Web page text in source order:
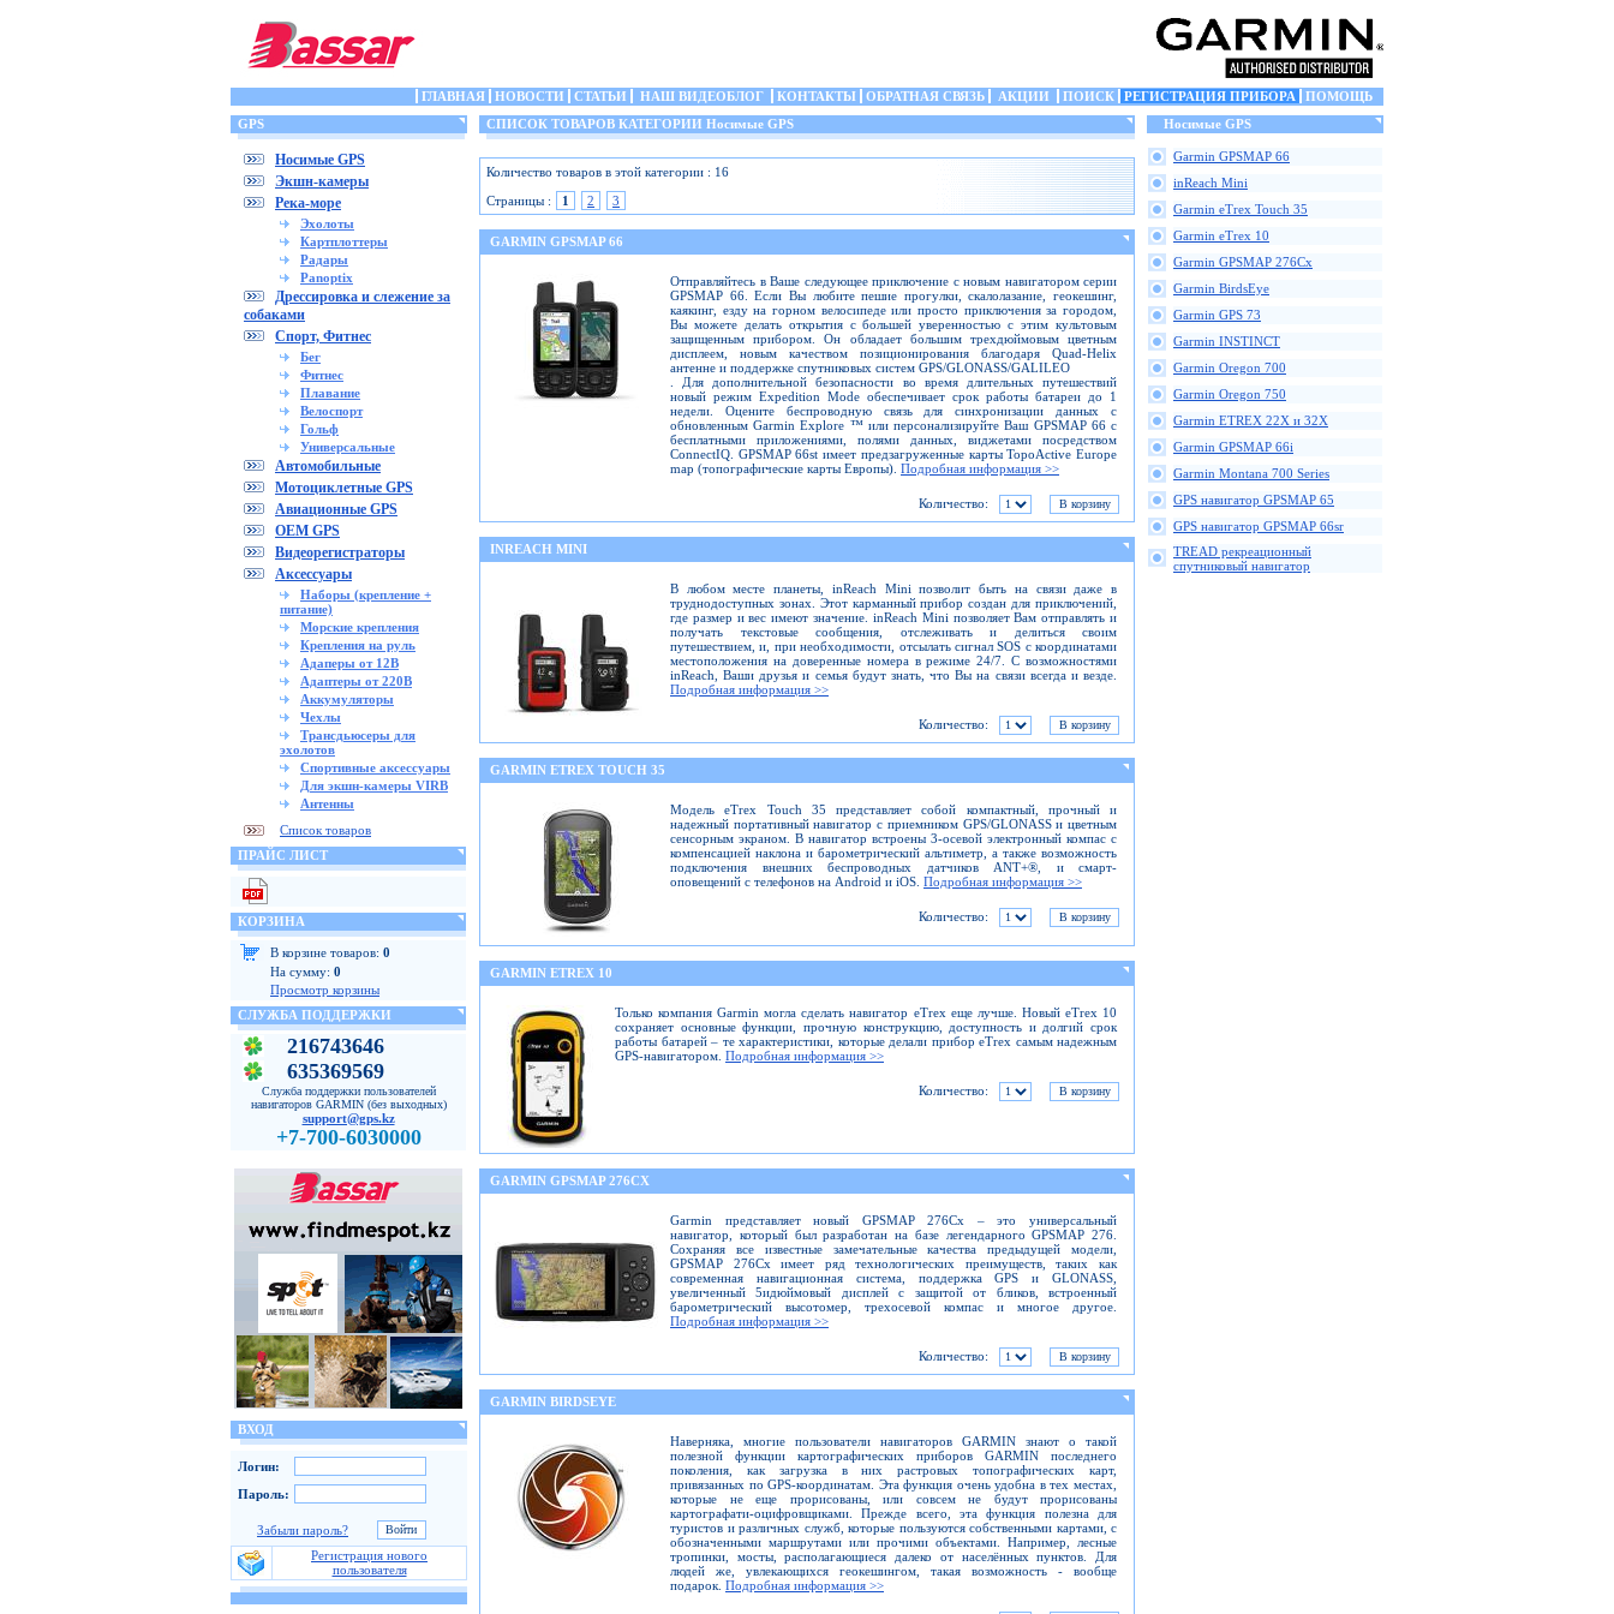
ГЛАВНАЯ НОВОСТИ СТАТЬИ НАШ ВИДЕОБЛОГ КОНТАКТЫ ОБРАТНАЯ СВЯЗЬ АКЦИИ ПОИСК РЕГИСТРАЦИЯ ПРИБОРА
ПОМОЩЬ
GPS
Носимые GPS
Экшн-камеры
Река-море
Эхолоты
Картплоттеры
Радары
Panoptix
Дрессировка и слежение за
собаками
Спорт, Фитнес
Бег
Фитнес
Плавание
Велоспорт
Гольф
Универсальные
Автомобильные
Мотоциклетные GPS
Авиационные GPS
OEM GPS
Видеорегистраторы
Аксессуары
Наборы (крепление +
питание)
Морские крепления
Крепления на руль
Адаперы от 12В
Адаптеры от 220В
Аккумуляторы
Чехлы
Трансдьюсеры для
эхолотов
Спортивные аксессуары
Для экшн-камеры VIRB
Антенны
Список товаров
ПРАЙС ЛИСТ
КОРЗИНА
В корзине товаров: 0
На сумму: 0
Просмотр корзины
СЛУЖБА ПОДДЕРЖКИ
216743646
635369569
Служба поддержки пользователей
навигаторов GARMIN (без выходных)
support@gps.kz
+7-700-6030000
ВХОД
Логин:
Пароль:
Забыли пароль?
Регистрация нового
пользователя
СПИСОК ТОВАРОВ КАТЕГОРИИ Носимые GPS
Количество товаров в этой категории : 16
Страницы :
1 2 3
GARMIN GPSMAP 66
Отправляйтесь в Ваше следующее приключение с новым навигатором серии
GPSMAP 66. Если Вы любите пешие прогулки, скалолазание, геокешинг,
каякинг, езду на горном велосипеде или просто приключения за городом,
Вы можете делать открытия с большей уверенностью с этим культовым
защищенным прибором. Он обладает большим трехдюймовым цветным
дисплеем, новым качеством позиционирования благодаря Quad-Helix
антенне и поддержке спутниковых систем GPS/GLONASS/GALILEO
. Для дополнительной безопасности во время длительных путешествий
новый режим Expedition Mode обеспечивает срок работы батареи до 1
недели. Оцените беспроводную связь для синхронизации данных с
обновленным Garmin Explore ™ или персонализируйте Ваш GPSMAP 66 с
бесплатными приложениями, полями данных, виджетами посредством
ConnectIQ. GPSMAP 66st имеет предзагруженные карты TopoActive Europe
map (топографические карты Европы). Подробная информация >>
Количество:
INREACH MINI
В любом месте планеты, inReach Mini позволит быть на связи даже в
труднодоступных зонах. Этот карманный прибор создан для приключений,
где размер и вес имеют значение. inReach Mini позволяет Вам отправлять и
получать текстовые сообщения, отслеживать и делиться своим
путешествием, и, при необходимости, отсылать сигнал SOS с координатами
местоположения на доверенные номера в режиме 24/7. С возможностями
inReach, Ваши друзья и семья будут знать, что Вы на связи всегда и везде.
Подробная информация >>
Количество:
GARMIN ETREX TOUCH 35
Модель eTrex Touch 35 представляет собой компактный, прочный и
надежный портативный навигатор с приемником GPS/GLONASS и цветным
сенсорным экраном. В навигатор встроены 3-осевой электронный компас с
компенсацией наклона и барометрический альтиметр, а также возможность
подключения внешних беспроводных датчиков ANT+®, и смарт-
оповещений с телефонов на Android и iOS. Подробная информация >>
Количество:
GARMIN ETREX 10
Только компания Garmin могла сделать навигатор eTrex еще лучше. Новый eTrex 10
сохраняет основные функции, прочную конструкцию, доступность и долгий срок
работы батарей – те характеристики, которые делали прибор eTrex самым надежным
GPS-навигатором. Подробная информация >>
Количество:
GARMIN GPSMAP 276CX
Garmin представляет новый GPSMAP 276Cx – это универсальный
навигатор, который был разработан на базе легендарного GPSMAP 276.
Сохраняя все известные замечательные качества предыдущей модели,
GPSMAP 276Cx имеет ряд технологических преимуществ, таких как
современная навигационная система, поддержка GPS и GLONASS,
увеличенный 5идюймовый дисплей с защитой от бликов, встроенный
барометрический высотомер, трехосевой компас и многое другое.
Подробная информация >>
Количество:
GARMIN BIRDSEYE
Наверняка, многие пользователи навигаторов GARMIN знают о такой
полезной функции картографических приборов GARMIN последнего
поколения, как загрузка в них растровых топографических карт,
привязанных по GPS-координатам. Эта функция очень удобна в тех местах,
которые не еще прорисованы, или совсем не будут прорисованы
картографати-оцифровщиками. Прежде всего, эта функция полезна для
туристов и различных служб, которые пользуются собственными картами, с
обозначенными маршрутами или прочими объектами. Например, лесные
тропинки, мосты, располагающиеся далеко от населённых пунктов. Для
людей же, увлекающихся геокешингом, такая возможность - вообще
подарок. Подробная информация >>
Носимые GPS
Garmin GPSMAP 66
inReach Mini
Garmin eTrex Touch 35
Garmin eTrex 10
Garmin GPSMAP 276Cx
Garmin BirdsEye
Garmin GPS 73
Garmin INSTINCT
Garmin Oregon 700
Garmin Oregon 750
Garmin ETREX 22X и 32X
Garmin GPSMAP 66i
Garmin Montana 700 Series
GPS навигатор GPSMAP 65
GPS навигатор GPSMAP 66sr
TREAD рекреационный
спутниковый навигатор